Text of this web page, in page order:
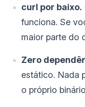
curl por baixo.
funciona. Se
maior parte do
Zero
estático. Nada
o próprio